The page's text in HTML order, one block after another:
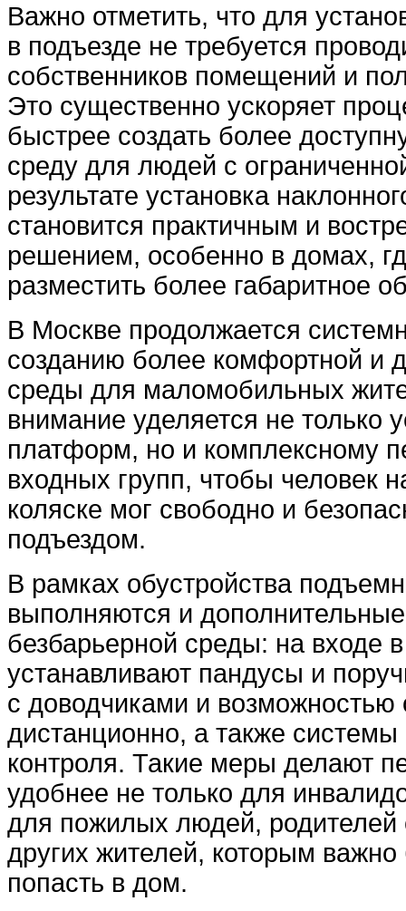
Важно отметить, что для
в подъезде не требуется
собственников помещений и
Это существенно ускоряет
быстрее создать более
среду для людей с
результате установка
становится практичным и
решением, особенно в домах,
разместить более габаритное
В Москве продолжается
созданию более комфортной и
среды для маломобильных
внимание уделяется не только
платформ, но и комплексному
входных групп, чтобы человек
коляске мог свободно и
подъездом.
В рамках обустройства
выполняются и
безбарьерной среды: на входе
устанавливают пандусы и
с доводчиками и возможностью
дистанционно, а также системы
контроля. Такие меры делают
удобнее не только для
для пожилых людей, родителей
других жителей, которым важно
попасть в дом.